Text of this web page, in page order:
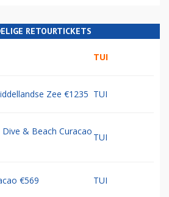
RETOURTICKETS
TUI
Zee €1235 TUI
& Beach Curacao
TUI
€569 TUI